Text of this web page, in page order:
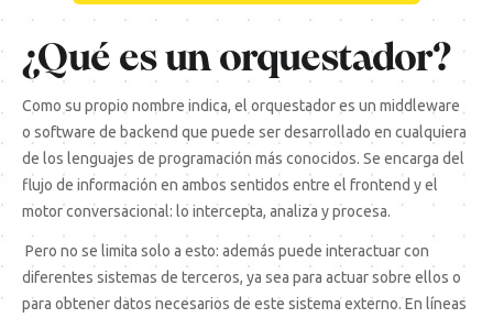
¿Qué es un orquestador?
Como su propio nombre indica, el orquestador es un middleware
o software de backend que puede ser desarrollado en cualquiera
de los lenguajes de programación más conocidos. Se encarga del
flujo de información en ambos sentidos entre el frontend y el
motor conversacional: lo intercepta, analiza y procesa.
Pero no se limita solo a esto: además puede interactuar con
diferentes sistemas de terceros, ya sea para actuar sobre ellos o
para obtener datos necesarios de este sistema externo. En líneas